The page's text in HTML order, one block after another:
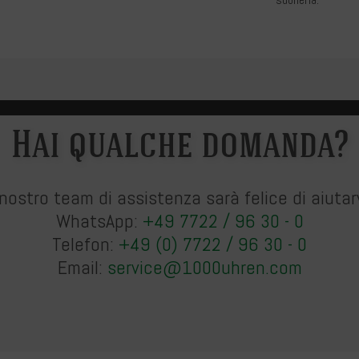
Hai qualche domanda?
team di assistenza sarà felice di
WhatsApp: +49 7722 / 96 30 - 0
Telefon: +49 (0) 7722 / 96 30 - 0
Email: service@1000uhren.com